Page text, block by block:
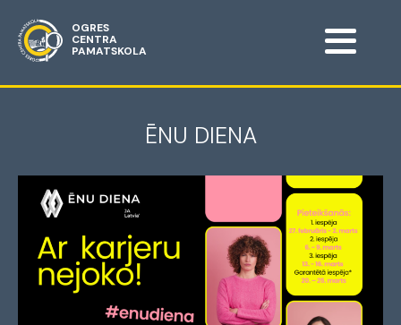
OGRES
CENTRA
PAMATSKOLA
ĒNU DIENA